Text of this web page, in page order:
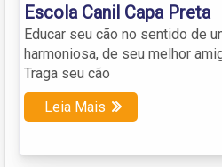
Escola Canil Capa Preta
Educar seu cão no sentido de
harmoniosa, de seu melhor
Traga seu cão
Leia Mais